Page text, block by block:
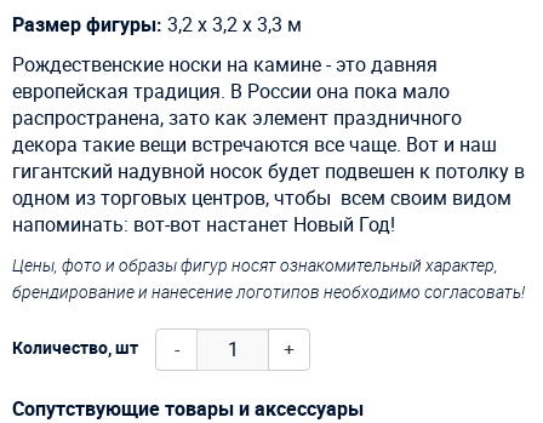
Размер фигуры: 3,2 х 3,2 х 3,3 м
Рождественские носки на камине - это давняя
европейская традиция. В России она пока мало
распространена, зато как элемент праздничного
декора такие вещи встречаются все чаще. Вот и наш
гигантский надувной носок будет подвешен к потолку в
одном из торговых центров, чтобы всем своим видом
напоминать: вот-вот настанет Новый Год!
Цены, фото и образы фигур носят ознакомительный характер,
брендирование и нанесение логотипов необходимо согласовать!
Количество, шт - +
Сопутствующие товары и аксессуары